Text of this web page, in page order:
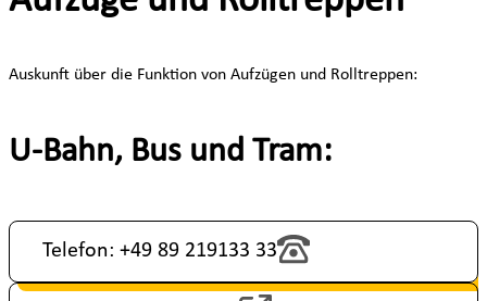
Auskunft über die Funktion von Aufzügen und Rolltreppen:
U-Bahn, Bus und Tram:
Telefon: +49 89 219133 33